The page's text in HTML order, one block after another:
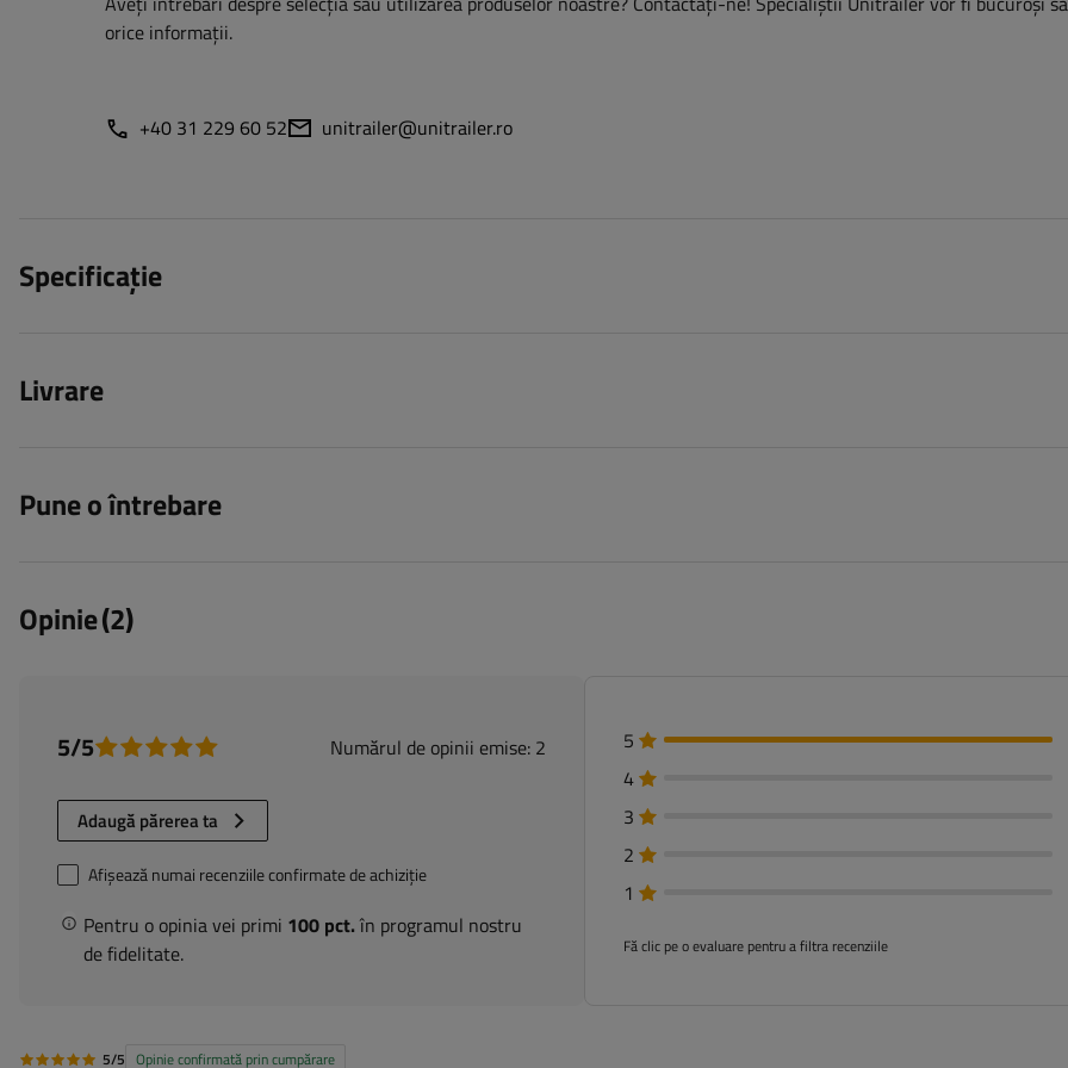
orice informații.
+40 31 229 60 52 unitrailer@unitrailer.ro
Specificație
Livrare
Pune o întrebare
Opinie(2)
5/5 Numărul de opinii emise: 2
Adaugă părerea ta
Pentru o opinia vei primi 100 pct.în programul nostru
de fidelitate.
Afișează numai recenziile confirmate de achiziție
5
4
3
2
1
Fă clic pe o evaluare pentru a filtra recenziile
5/5 Opinie confirmată prin cumpărare